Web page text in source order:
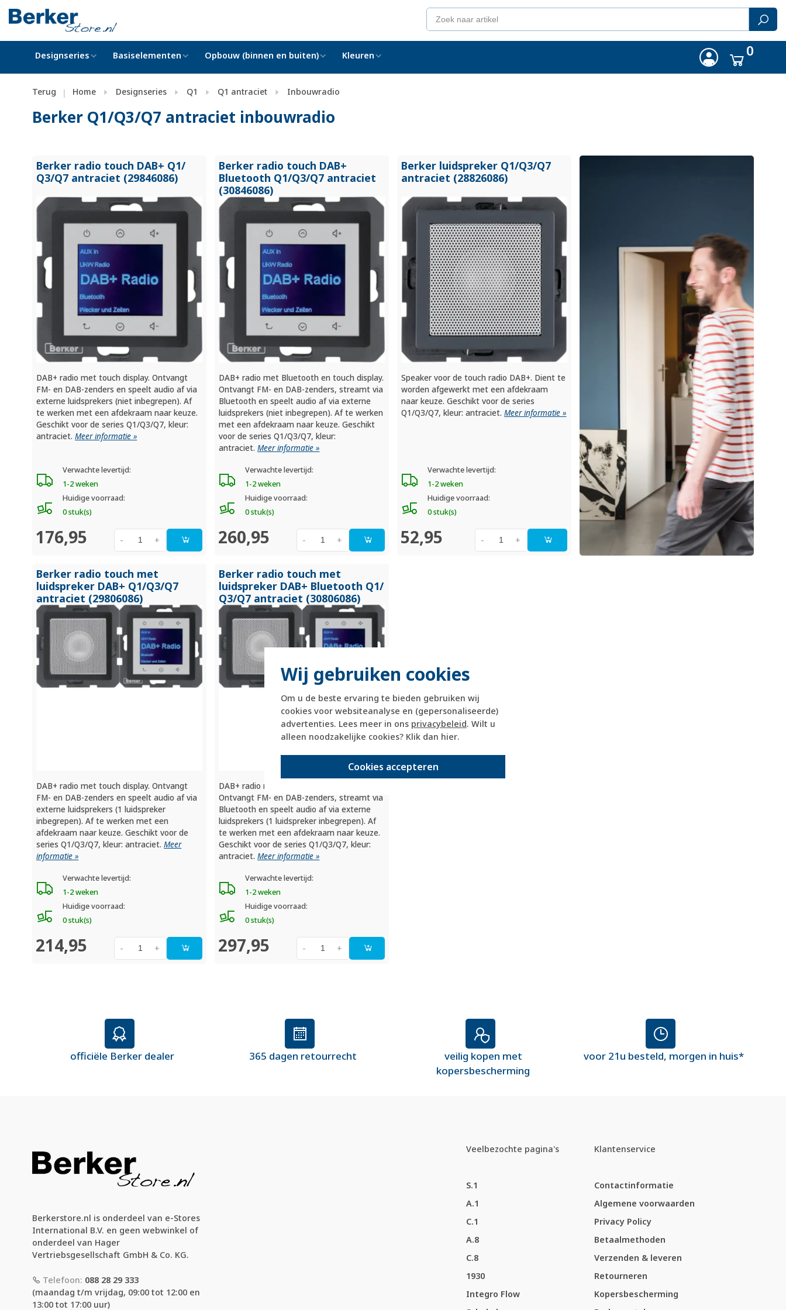
Wij gebruiken cookies
Om u de beste ervaring te bieden gebruiken wij
cookies voor websiteanalyse en (gepersonaliseerde)
advertenties. Lees meer in ons privacybeleid. Wilt u
alleen noodzakelijke cookies? Klik dan hier.
Cookies accepteren
Designseries Basiselementen Opbouw (binnen en buiten) Kleuren 0
Terug | Home Designseries Q1 Q1 antraciet Inbouwradio
Berker Q1/Q3/Q7 antraciet inbouwradio
Berker radio touch DAB+ Q1/
Q3/Q7 antraciet (29846086)
DAB+ radio met touch display. Ontvangt
FM- en DAB-zenders en speelt audio af via
externe luidsprekers (niet inbegrepen). Af
te werken met een afdekraam naar keuze.
Geschikt voor de series Q1/Q3/Q7, kleur:
antraciet.Meer informatie »
Verwachte levertijd:
1-2 weken
Huidige voorraad:
0 stuk(s)
176,95 +
-
Berker radio touch DAB+
Bluetooth Q1/Q3/Q7 antraciet
(30846086)
DAB+ radio met Bluetooth en touch display.
Ontvangt FM- en DAB-zenders, streamt via
Bluetooth en speelt audio af via externe
luidsprekers (niet inbegrepen). Af te werken
met een afdekraam naar keuze. Geschikt
voor de series Q1/Q3/Q7, kleur:
antraciet.Meer informatie »
Verwachte levertijd:
1-2 weken
Huidige voorraad:
0 stuk(s)
260,95 +
-
Berker luidspreker Q1/Q3/Q7
antraciet (28826086)
Speaker voor de touch radio DAB+. Dient te
worden afgewerkt met een afdekraam
naar keuze. Geschikt voor de series
Q1/Q3/Q7, kleur: antraciet.Meer informatie »
Verwachte levertijd:
1-2 weken
Huidige voorraad:
0 stuk(s)
52,95 +
-
Berker radio touch met
luidspreker DAB+ Q1/Q3/Q7
antraciet (29806086)
DAB+ radio met touch display. Ontvangt
FM- en DAB-zenders en speelt audio af via
externe luidsprekers (1 luidspreker
inbegrepen). Af te werken met een
afdekraam naar keuze. Geschikt voor de
series Q1/Q3/Q7, kleur: antraciet.Meer
informatie »
Verwachte levertijd:
1-2 weken
Huidige voorraad:
0 stuk(s)
214,95 +
-
Berker radio touch met
luidspreker DAB+ Bluetooth Q1/
Q3/Q7 antraciet (30806086)
DAB+ radio met BT en touch display.
Ontvangt FM- en DAB-zenders, streamt via
Bluetooth en speelt audio af via externe
luidsprekers (1 luidspreker inbegrepen). Af
te werken met een afdekraam naar keuze.
Geschikt voor de series Q1/Q3/Q7, kleur:
antraciet.Meer informatie »
Verwachte levertijd:
1-2 weken
Huidige voorraad:
0 stuk(s)
297,95 +
-
officiële Berker dealer 365 dagen retourrecht
veilig kopen met
kopersbescherming
voor 21u besteld, morgen in huis*
Berkerstore.nl is onderdeel van e-Stores
International B.V. en geen webwinkel of
onderdeel van Hager
Vertriebsgesellschaft GmbH & Co. KG.
Telefoon: 088 28 29 333
(maandag t/m vrijdag, 09:00 tot 12:00 en
13:00 tot 17:00 uur)
Veelbezochte pagina's
S.1
A.1
C.1
A.8
C.8
1930
Integro Flow
Klantenservice
Contactinformatie
Algemene voorwaarden
Privacy Policy
Betaalmethoden
Verzenden & leveren
Retourneren
Kopersbescherming